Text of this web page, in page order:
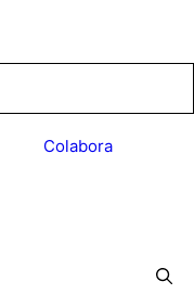
Colabora